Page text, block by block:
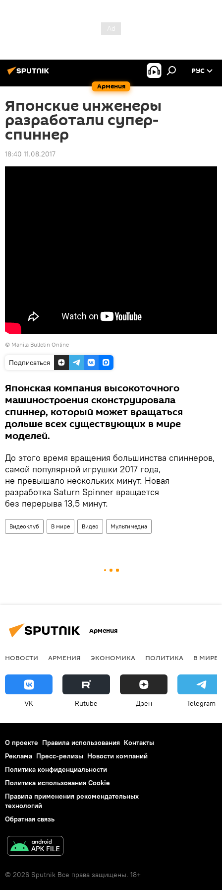
Армения
РУС
Японские инженеры
разработали супер-
спиннер
18:40 11.08.2017
© Manila Bulletin Online
Подписаться
Японская компания высокоточного
машиностроения сконструировала
спиннер, который может вращаться
дольше всех существующих в мире
моделей.
До этого время вращения большинства спиннеров,
самой популярной игрушки 2017 года,
не превышало нескольких минут. Новая
разработка Saturn Spinner вращается
без перерыва 13,5 минут.
Видеоклуб В мире Видео Мультимедиа
Армения
НОВОСТИ АРМЕНИЯ ЭКОНОМИКА ПОЛИТИКА В МИРЕ
VK Rutube Дзен Telegram
О проекте Правила использования Контакты
Реклама Пресс-релизы Новости компаний
Политика конфиденциальности
Политика использования Cookie
Правила применения рекомендательных
технологий
Обратная связь
© 2026 Sputnik Все права защищены. 18+